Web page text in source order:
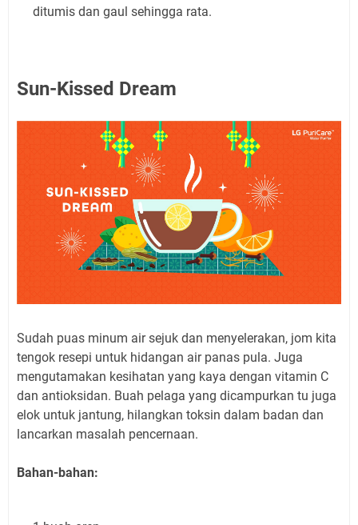
ditumis dan gaul sehingga rata.
Sun-Kissed Dream
Sudah puas minum air sejuk dan menyelerakan, jom kita
tengok resepi untuk hidangan air panas pula. Juga
mengutamakan kesihatan yang kaya dengan vitamin C
dan antioksidan. Buah pelaga yang dicampurkan tu juga
elok untuk jantung, hilangkan toksin dalam badan dan
lancarkan masalah pencernaan.
Bahan-bahan: